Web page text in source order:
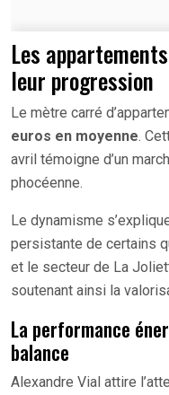
Les
leur progression
Le mètre carré
euros en moyenne.
avril témoigne d’un
phocéenne.
Le dynamisme
persistante de certains
et le secteur de La
soutenant ainsi la
La performance
balance
Alexandre Vial attire